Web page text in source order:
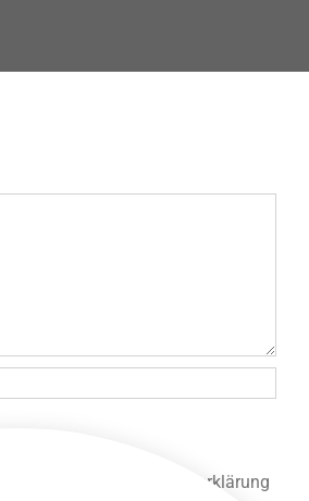
Lies unsere Datenschutzerklärung